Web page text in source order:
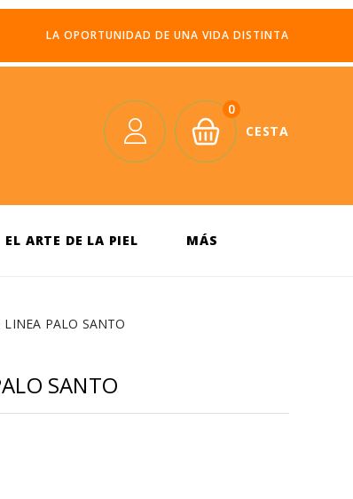
LA OPORTUNIDAD DE UNA VIDA DISTINTA
CESTA
0
EL ARTE DE LA PIEL MÁS
PALO SANTO
SANTO